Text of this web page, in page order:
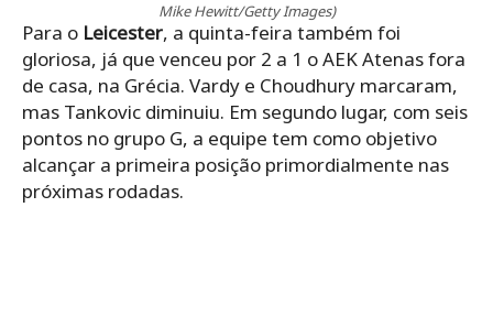
Mike Hewitt/Getty Images)
Para o Leicester, a quinta-feira também foi
gloriosa, já que venceu por 2 a 1 o AEK Atenas fora
de casa, na Grécia. Vardy e Choudhury marcaram,
mas Tankovic diminuiu. Em segundo lugar, com seis
pontos no grupo G, a equipe tem como objetivo
alcançar a primeira posição primordialmente nas
próximas rodadas.